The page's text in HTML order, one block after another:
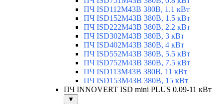
ПЧ ISD112M43B 380В, 1.1 кВт
ПЧ ISD152M43B 380В, 1.5 кВт
ПЧ ISD222M43B 380В, 2.2 кВт
ПЧ ISD302M43B 380В, 3 кВт
ПЧ ISD402M43B 380В, 4 кВт
ПЧ ISD552M43B 380В, 5.5 кВт
ПЧ ISD752M43B 380В, 7.5 кВт
ПЧ ISD113M43B 380В, 11 кВт
ПЧ ISD153M43B 380В, 15 кВт
ПЧ INNOVERT ISD mini PLUS 0.09-11 кВт
▼